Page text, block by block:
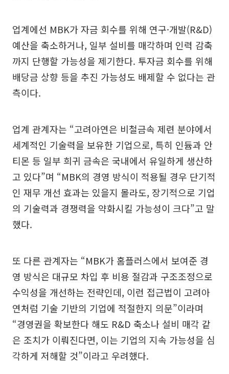
업계에선 MBK가 자금 회수를 위해 연구·개발(R&D)
예산을 축소하거나, 일부 설비를 매각하며 인력 감축
까지 단행할 가능성을 제기한다. 투자금 회수를 위해
배당금 상향 등을 추진 가능성도 배제할 수 없다는 관
측이다.
업계 관계자는 “고려아연은 비철금속 제련 분야에서
세계적인 기술력을 보유한 기업으로, 특히 인듐과 안
티몬 등 일부 희귀 금속은 국내에서 유일하게 생산하
고 있다”며 “MBK의 경영 방식이 적용될 경우 단기적
인 재무 개선 효과는 있을지 몰라도, 장기적으로 기업
의 기술력과 경쟁력을 약화시킬 가능성이 크다”고 말
했다.
또 다른 관계자는 “MBK가 홈플러스에서 보여준 경
영 방식은 대규모 차입 후 비용 절감과 구조조정으로
수익성을 개선하는 전략인데, 이런 접근법이 고려아
연처럼 기술 기반의 기업에 적절한지 의문”이라며
“경영권을 확보한다 해도 R&D 축소나 설비 매각 같
은 조치가 이뤄진다면, 이는 기업의 지속 가능성을 심
각하게 저해할 것”이라고 우려했다.